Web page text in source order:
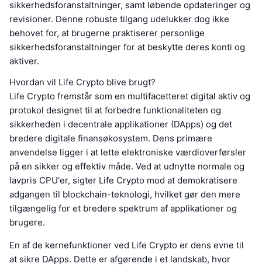
sikkerhedsforanstaltninger, samt løbende opdateringer og
revisioner. Denne robuste tilgang udelukker dog ikke
behovet for, at brugerne praktiserer personlige
sikkerhedsforanstaltninger for at beskytte deres konti og
aktiver.
Hvordan vil Life Crypto blive brugt?
Life Crypto fremstår som en multifacetteret digital aktiv og
protokol designet til at forbedre funktionaliteten og
sikkerheden i decentrale applikationer (DApps) og det
bredere digitale finansøkosystem. Dens primære
anvendelse ligger i at lette elektroniske værdioverførsler
på en sikker og effektiv måde. Ved at udnytte normale og
lavpris CPU'er, sigter Life Crypto mod at demokratisere
adgangen til blockchain-teknologi, hvilket gør den mere
tilgængelig for et bredere spektrum af applikationer og
brugere.
En af de kernefunktioner ved Life Crypto er dens evne til
at sikre DApps. Dette er afgørende i et landskab, hvor